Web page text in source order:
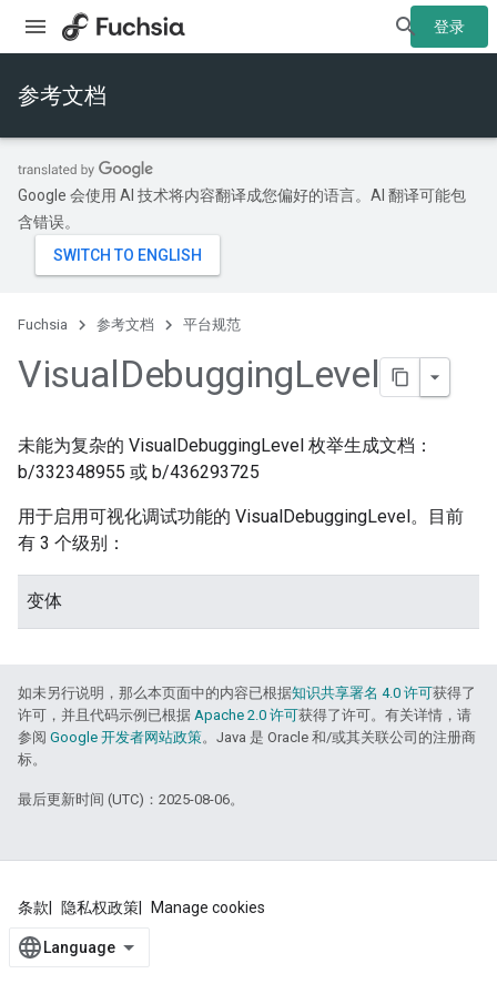
登录
参考文档
Google 会使用 AI 技术将内容翻译成您偏好的语言。AI 翻译可能包
含错误。
Fuchsia 参考文档 平台规范
VisualDebuggingLevel
未能为复杂的 VisualDebuggingLevel 枚举生成文档：
b/332348955 或 b/436293725
用于启用可视化调试功能的 VisualDebuggingLevel。目前
有 3 个级别：
变体
如未另行说明，那么本页面中的内容已根据知识共享署名 4.0 许可获得了
许可，并且代码示例已根据 Apache 2.0 许可获得了许可。有关详情，请
参阅 Google 开发者网站政策。Java 是 Oracle 和/或其关联公司的注册商
标。
最后更新时间 (UTC)：2025-08-06。
条款 隐私权政策 Manage cookies